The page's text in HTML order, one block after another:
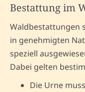
Bestattung im
Waldbestattungen
in genehmigten
speziell
Dabei gelten
Die Urne